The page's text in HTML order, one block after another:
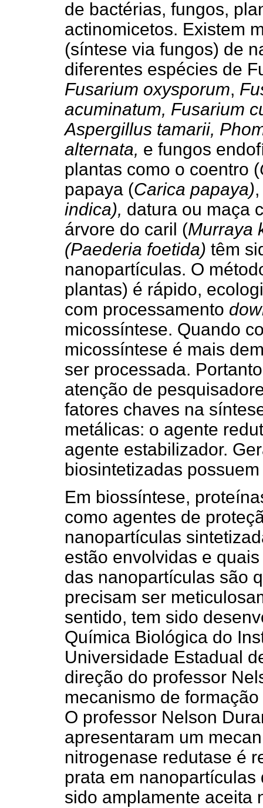
de bactérias, fungos,
actinomicetos. Existem
(síntese via fungos) de
diferentes espécies de
Fusarium oxysporum,
acuminatum, Fusarium
Aspergillus tamarii,
alternata, e fungos
plantas como o coentro (
papaya (Carica papaya)
indica), datura ou maça
árvore do caril (Murraya
(Paederia foetida) têm
nanopartículas. O
plantas) é rápido,
com processamento
micossíntese. Quando
micossíntese é mais
ser processada.
atenção de
fatores chaves na
metálicas: o agente
agente estabilizador.
biosintetizadas
Em biossíntese,
como agentes de
nanopartículas
estão envolvidas e
das nanopartículas são
precisam ser
sentido, tem sido
Química Biológica do
Universidade Estadual
direção do professor
mecanismo de
O professor Nelson
apresentaram um
nitrogenase redutase é
prata em
sido amplamente aceita